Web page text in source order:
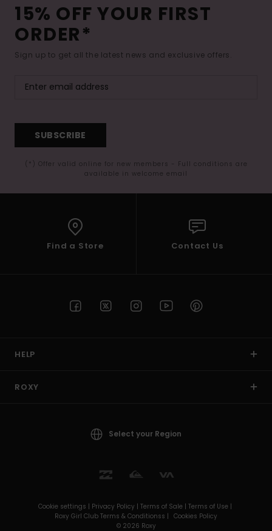
15% OFF YOUR FIRST
ORDER*
Sign up to get all the latest news and exclusive offers.
SUBSCRIBE
(*) Offer valid online for new members - Full conditions are
available in welcome email
Find a Store Contact Us
HELP
ROXY
Select your Region
Cookie settings | Privacy Policy | Terms of Sale | Terms of Use |
Roxy Girl Club Terms & Conditionss | Cookies Policy
© 2026 Roxy